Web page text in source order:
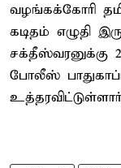
வழங்கக்கோரி
கடிதம் எழுதி
சக்தீஸ்வரனுக்கு
போலீஸ்